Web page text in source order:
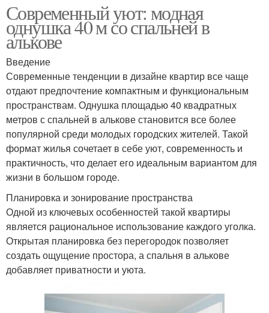
Современный уют: модная
однушка 40 м со спальней в
алькове
Введение
Современные тенденции в дизайне квартир все чаще
отдают предпочтение компактным и функциональным
пространствам. Однушка площадью 40 квадратных
метров с спальней в алькове становится все более
популярной среди молодых городских жителей. Такой
формат жилья сочетает в себе уют, современность и
практичность, что делает его идеальным вариантом для
жизни в большом городе.
Планировка и зонирование пространства
Одной из ключевых особенностей такой квартиры
является рациональное использование каждого уголка.
Открытая планировка без перегородок позволяет
создать ощущение простора, а спальня в алькове
добавляет приватности и уюта.